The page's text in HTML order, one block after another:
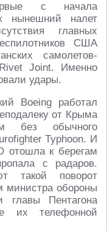
с начала
нынешний налет
главных
США
самолетов-
Joint. Именно
удары.
Boeing работал
от Крыма
без обычного
Typhoon. И
отошла к берегам
с радаров.
такой поворот
министра обороны
Пентагона
их телефонной